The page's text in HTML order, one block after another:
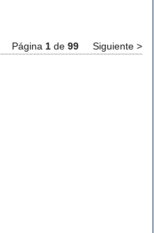
Página 1 de 99 Siguiente >